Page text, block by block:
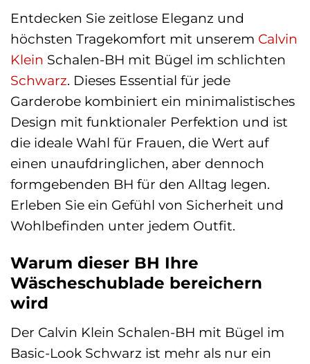
Entdecken Sie zeitlose Eleganz und
höchsten Tragekomfort mit unserem Calvin
Klein Schalen-BH mit Bügel im schlichten
Schwarz. Dieses Essential für jede
Garderobe kombiniert ein minimalistisches
Design mit funktionaler Perfektion und ist
die ideale Wahl für Frauen, die Wert auf
einen unaufdringlichen, aber dennoch
formgebenden BH für den Alltag legen.
Erleben Sie ein Gefühl von Sicherheit und
Wohlbefinden unter jedem Outfit.
Warum dieser BH Ihre
Wäscheschublade bereichern
wird
Der Calvin Klein Schalen-BH mit Bügel im
Basic-Look Schwarz ist mehr als nur ein